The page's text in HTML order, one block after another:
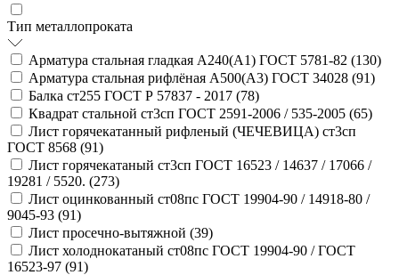
Тип металлопроката
Арматура стальная гладкая А240(А1) ГОСТ 5781-82 (130)
Арматура стальная рифлёная А500(А3) ГОСТ 34028 (91)
Балка ст255 ГОСТ Р 57837 - 2017 (78)
Квадрат стальной ст3сп ГОСТ 2591-2006 / 535-2005 (65)
Лист горячекатанный рифленый (ЧЕЧЕВИЦА) ст3сп
ГОСТ 8568 (91)
Лист горячекатаный ст3сп ГОСТ 16523 / 14637 / 17066 /
19281 / 5520. (273)
Лист оцинкованный ст08пс ГОСТ 19904-90 / 14918-80 /
9045-93 (91)
Лист просечно-вытяжной (39)
Лист холоднокатаный ст08пс ГОСТ 19904-90 / ГОСТ
16523-97 (91)